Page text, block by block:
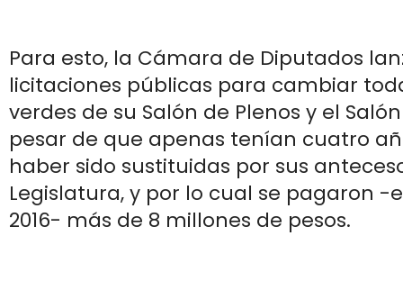
Para esto, la Cámara de Diputados
licitaciones públicas para cambiar
verdes de su Salón de Plenos y el
pesar de que apenas tenían cuatro
haber sido sustituidas por sus
Legislatura, y por lo cual se pagaron -
2016- más de 8 millones de pesos.